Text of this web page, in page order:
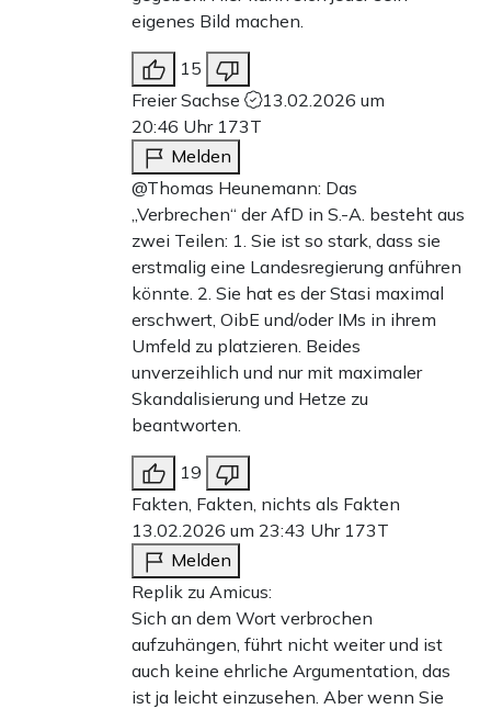
eigenes Bild machen.
15
Freier Sachse
13.02.2026 um
20:46 Uhr 173T
Melden
@Thomas Heunemann: Das
„Verbrechen“ der AfD in S.-A. besteht aus
zwei Teilen: 1. Sie ist so stark, dass sie
erstmalig eine Landesregierung anführen
könnte. 2. Sie hat es der Stasi maximal
erschwert, OibE und/oder IMs in ihrem
Umfeld zu platzieren. Beides
unverzeihlich und nur mit maximaler
Skandalisierung und Hetze zu
beantworten.
19
Fakten, Fakten, nichts als Fakten
13.02.2026 um 23:43 Uhr 173T
Melden
Replik zu Amicus:
Sich an dem Wort verbrochen
aufzuhängen, führt nicht weiter und ist
auch keine ehrliche Argumentation, das
ist ja leicht einzusehen. Aber wenn Sie